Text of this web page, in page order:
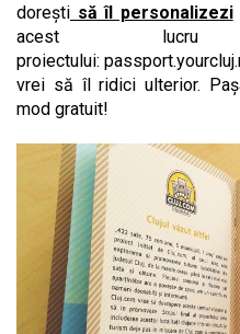
dorești să îl personalizezi
acest
proiectului:
vrei să îl ridici ulterior.
mod gratuit!